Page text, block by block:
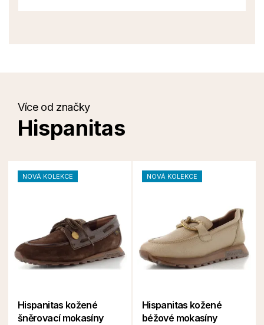
Více od značky
Hispanitas
NOVÁ KOLEKCE
Hispanitas kožené
šněrovací mokasíny
NOVÁ KOLEKCE
Hispanitas kožené
béžové mokasíny